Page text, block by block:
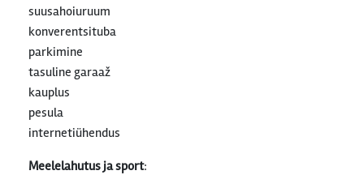
suusahoiuruum
konverentsituba
parkimine
tasuline garaaž
kauplus
pesula
internetiühendus
Meelelahutus ja sport: